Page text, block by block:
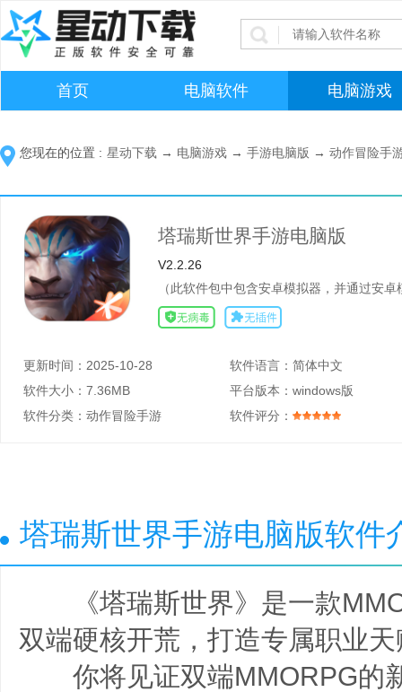
首页 电脑软件 电脑游戏
您现在的位置 : 星动下载 → 电脑游戏 → 手游电脑版 → 动作冒险手
塔瑞斯世界手游电脑版
V2.2.26
（此软件包中包含安卓模拟器，并通过安
更新时间： 2025-10-28 软件语言：简体中文
软件大小： 7.36MB 平台版本：windows版
软件分类： 动作冒险手游 软件评分：
塔瑞斯世界手游电脑版软件
《塔瑞斯世界》是一款
双端硬核开荒，打造专属职业
你将见证双端MMORPG的